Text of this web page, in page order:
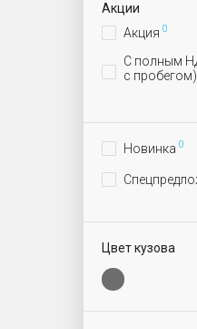
Акции
Акция 0
С полным
с пробегом)
Новинка 0
Цвет кузова